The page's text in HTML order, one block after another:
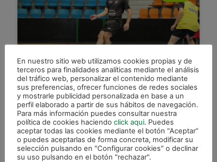
Regresa la liga con una dura
visita a O Parrulo
Osasuna Magna ha vuelto al trabajo después de
disfrutar de tres días de fiesta con motivo del
parón liguero por los compromisos
internacionales. Así, los
En nuestro sitio web utilizamos cookies propias y de
terceros para finalidades analíticas mediante el análisis
del tráfico web, personalizar el contenido mediante
sus preferencias, ofrecer funciones de redes sociales
y mostrarle publicidad personalizada en base a un
perfil elaborado a partir de sus hábitos de navegación.
Para más información puedes consultar nuestra
política de cookies haciendo click aqui. Puedes
aceptar todas las cookies mediante el botón “Aceptar”
o puedes aceptarlas de forma concreta, modificar su
selección pulsando en "Configurar cookies" o declinar
su uso pulsando en el botón "rechazar".